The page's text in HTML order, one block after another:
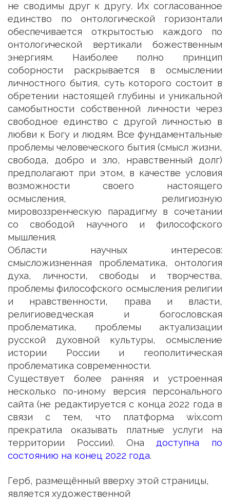
не сводимы друг к другу. Их согласованное
единство по онтологической горизонтали
обеспечивается открытостью каждого по
онтологической вертикали божественным
энергиям. Наиболее полно принцип
соборности раскрывается в осмыслении
личностного бытия, суть которого состоит в
обретении настоящей глубины и уникальной
самобытности собственной личности через
свободное единство с другой личностью в
любви к Богу и людям. Все фундаментальные
проблемы человеческого бытия (смысл жизни,
свобода, добро и зло, нравственный долг)
предполагают при этом, в качестве условия
возможности своего настоящего
осмысления, религиозную
мировоззренческую парадигму в сочетании
со свободой научного и философского
мышления.
Области научных интересов:
смысложизненная проблематика, онтология
духа, личности, свободы и творчества,
проблемы философского осмысления религии
и нравственности, права и власти,
религиоведческая и богословская
проблематика, проблемы актуализации
русской духовной культуры, осмысление
истории России и геополитическая
проблематика современности.
Существует более ранняя и устроенная
несколько по-иному версия персонального
сайта (не редактируется с конца 2022 года в
связи с тем, что платформа wix.com
прекратила оказывать платные услуги на
территории России).Она
доступна по
состоянию на конец 2022 года.
Герб, размещённый вверху этой страницы,
является художественной